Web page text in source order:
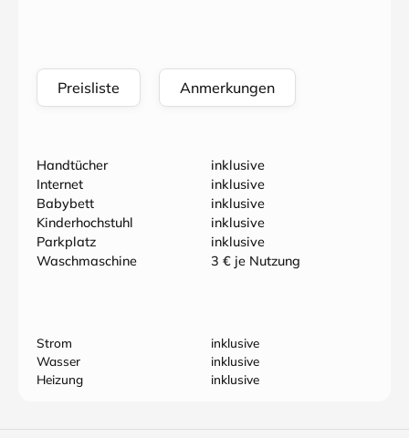
Preisliste Anmerkungen
Handtücher
inklusive
Internet
inklusive
Babybett
inklusive
Kinderhochstuhl
inklusive
Parkplatz
inklusive
Waschmaschine
3 € je Nutzung
Strom
inklusive
Wasser
inklusive
Heizung
inklusive